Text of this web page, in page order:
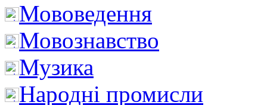
Мововедення
Мовознавство
Музика
Народні промисли